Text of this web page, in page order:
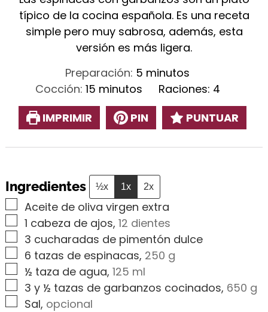
típico de la cocina española. Es una receta
simple pero muy sabrosa, además, esta
versión es más ligera.
Preparación: 5 minutos
minutos
Cocción: 15minutos
minutos Raciones: 4
IMPRIMIR
PIN PUNTUAR
Ingredientes ½x 1x 2x
▢
Aceite de oliva virgen extra
▢1 cabeza de ajos,12 dientes
▢
3 cucharadas de pimentón dulce
▢
6 tazas de espinacas, 250 g
▢
½ taza de agua,125 ml
▢
3 y ½ tazas de garbanzos cocinados, 650 g
▢
Sal, opcional